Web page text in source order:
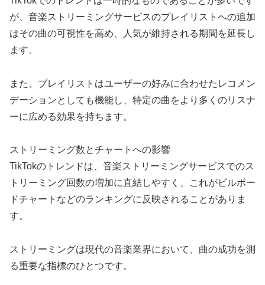
が、音楽ストリーミングサービスのプレイリストへの追加
はその曲の可視性を高め、人気が維持される期間を延長し
ます。
また、プレイリストはユーザーの好みに合わせたレコメン
デーションとしても機能し、特定の曲をより多くのリスナ
ーに広める効果を持ちます。
ストリーミング数とチャートへの影響
TikTokのトレンドは、音楽ストリーミングサービスでのス
トリーミング回数の増加に直結しやすく、これがビルボー
ドチャートなどのランキングに反映されることがありま
す。
ストリーミングは現代の音楽業界において、曲の成功を測
る重要な指標のひとつです。